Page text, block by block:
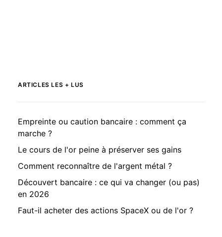
ARTICLES LES + LUS
Empreinte ou caution bancaire : comment ça
marche ?
Le cours de l'or peine à préserver ses gains
Comment reconnaître de l'argent métal ?
Découvert bancaire : ce qui va changer (ou pas)
en 2026
Faut-il acheter des actions SpaceX ou de l'or ?